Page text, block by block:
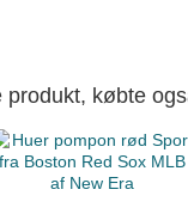
produkt, købte